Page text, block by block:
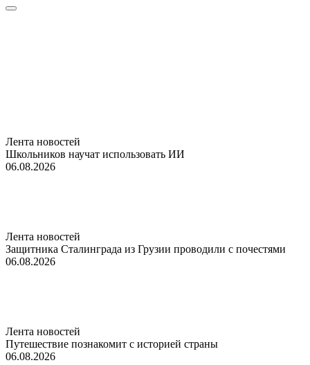
Лента новостей
Школьников научат использовать ИИ
06.08.2026
Лента новостей
Защитника Сталинграда из Грузии проводили с почестями
06.08.2026
Лента новостей
Путешествие познакомит с историей страны
06.08.2026